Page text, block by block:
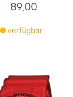
89,00
verfügbar